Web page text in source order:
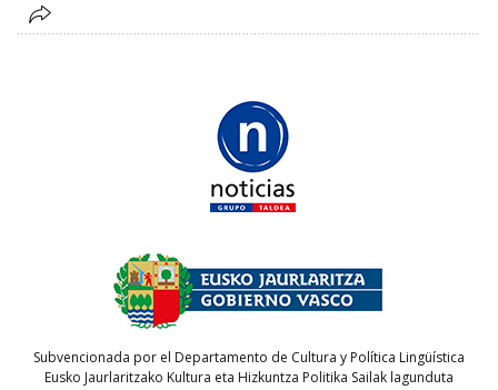
Subvencionada por el Departamento de Cultura y Política Lingüística
Eusko Jaurlaritzako Kultura eta Hizkuntza Politika Sailak lagunduta